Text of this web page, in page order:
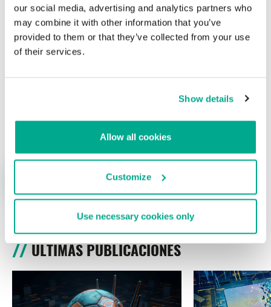
our social media, advertising and analytics partners who
may combine it with other information that you’ve
provided to them or that they’ve collected from your use
of their services.
Show details
Allow all cookies
Customize
Use necessary cookies only
Su dirección de correo electrónico no será publicada. Los
campos obligatorios están marcados con*
ÚLTIMAS PUBLICACIONES